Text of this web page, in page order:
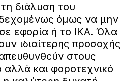
διάλυση του
όμως να μην
εφορία ή το ΙΚΑ. Όλα
ιδιαίτερης προσοχής
στους
αλλά και φοροτεχνικό